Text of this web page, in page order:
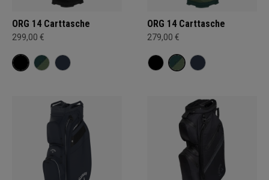
ORG 14 Carttasche
299,00 €
ORG 14 Carttasche
279,00 €